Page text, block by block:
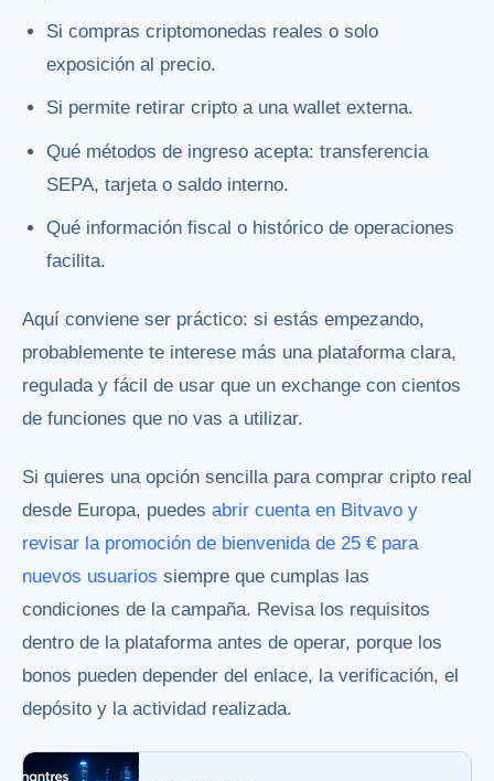
Si compras criptomonedas reales o solo
exposición al precio.
Si permite retirar cripto a una wallet externa.
Qué métodos de ingreso acepta: transferencia
SEPA, tarjeta o saldo interno.
Qué información fiscal o histórico de operaciones
facilita.
Aquí conviene ser práctico: si estás empezando,
probablemente te interese más una plataforma clara,
regulada y fácil de usar que un exchange con cientos
de funciones que no vas a utilizar.
Si quieres una opción sencilla para comprar cripto real
desde Europa, puedes abrir cuenta en Bitvavo y
revisar la promoción de bienvenida de 25 € para
nuevos usuarios siempre que cumplas las
condiciones de la campaña. Revisa los requisitos
dentro de la plataforma antes de operar, porque los
bonos pueden depender del enlace, la verificación, el
depósito y la actividad realizada.